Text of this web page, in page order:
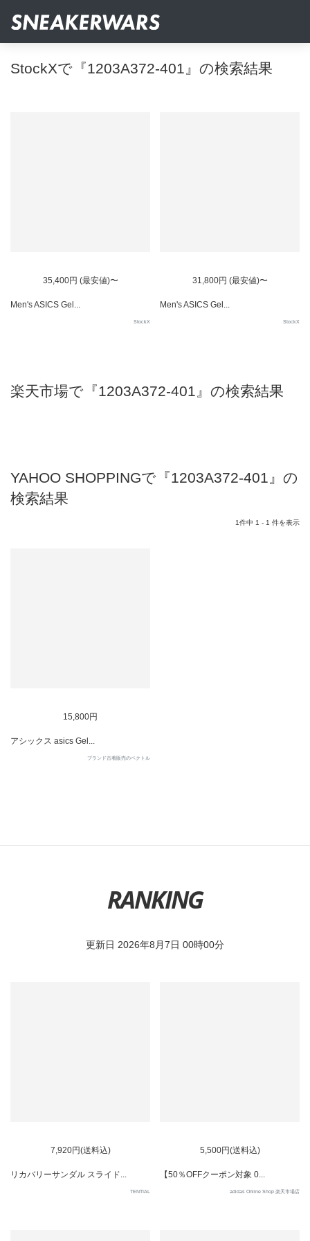
StockXで『1203A372-401』の検索結果
35,400円 (最安値)〜
Men's ASICS Gel...
StockX
31,800円 (最安値)〜
Men's ASICS Gel...
StockX
楽天市場で『1203A372-401』の検索結果
YAHOO SHOPPINGで『1203A372-401』の
検索結果
1件中 1 - 1 件を表示
15,800円
アシックス asics Gel...
ブランド古着販売のベクトル
RANKING
更新日 2026年8月7日 00時00分
7,920円(送料込)
リカバリーサンダル スライド...
TENTIAL
5,500円(送料込)
【50％OFFクーポン対象 0...
adidas Online Shop 楽天市場店